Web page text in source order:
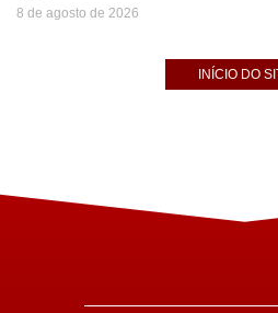
8 de agosto de 2026
INÍCIO DO